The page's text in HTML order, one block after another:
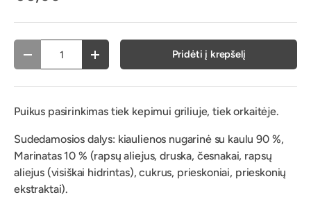
Atimti Pridėti Pridėti į krepšelį
Puikus pasirinkimas tiek kepimui griliuje, tiek orkaitėje.
Sudedamosios dalys: kiaulienos nugarinė su kaulu 90 %,
Marinatas 10 % (rapsų aliejus, druska, česnakai, rapsų
aliejus (visiškai hidrintas), cukrus, prieskoniai, prieskonių
ekstraktai).